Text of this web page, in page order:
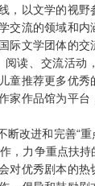
，以文学的视野
交流的领域和内
际文学团体的交
读、交流活动
童推荐更多优秀
家作品馆为平台
改进和完善“重
，力争重点扶
对优秀剧本的热